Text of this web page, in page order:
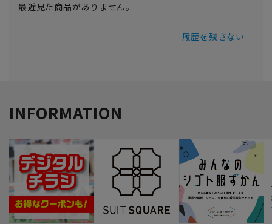
最近見た商品がありません。
履歴を残さない
INFORMATION